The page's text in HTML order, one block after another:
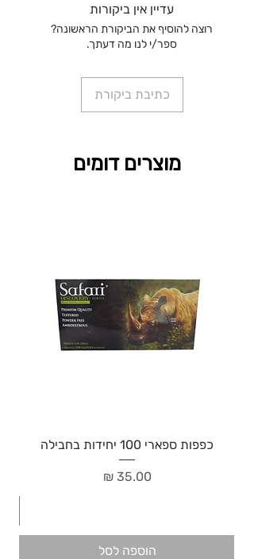
עדיין אין ביקורות
רוצה להוסיף את הביקורת הראשונה?
ספר/י לנו מה דעתך.
כתיבת ביקורת
מוצרים דומים
כפפות ספארי 100 יחידות בחבילה
מחיר‏35.00 ‏₪
הוספה לסל